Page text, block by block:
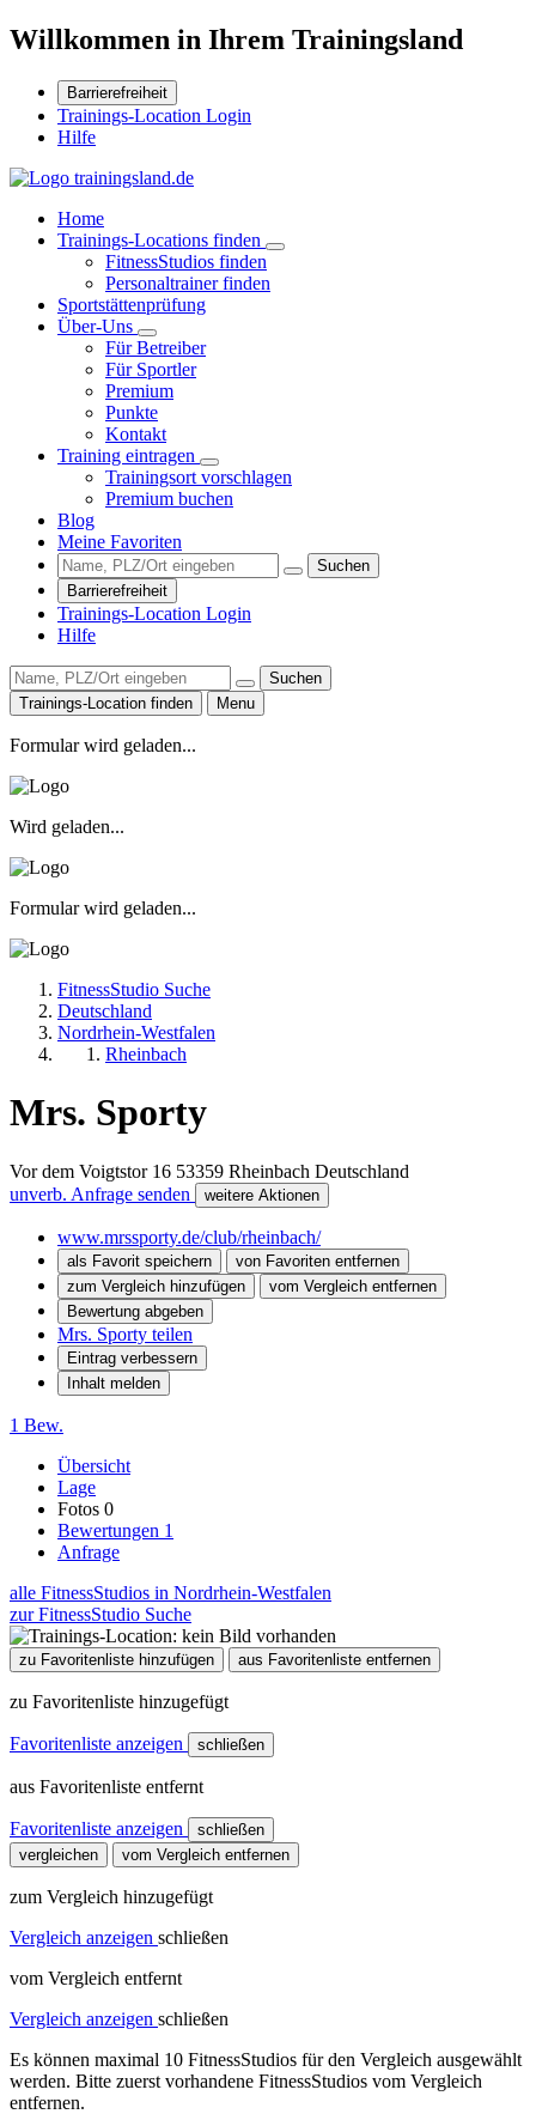
Willkommen in Ihrem Trainingsland
Barrierefreiheit
Trainings-Location Login
Hilfe
Home
Trainings-Locations finden
FitnessStudios finden
Personaltrainer finden
Sportstättenprüfung
Über-Uns
Für Betreiber
Für Sportler
Premium
Punkte
Kontakt
Training eintragen
Trainingsort vorschlagen
Premium buchen
Blog
Meine Favoriten
Suchen
Barrierefreiheit
Trainings-Location Login
Hilfe
Suchen
Trainings-Location finden
Menu
Formular wird geladen...
Wird geladen...
Formular wird geladen...
FitnessStudio Suche
Deutschland
Nordrhein-Westfalen
Rheinbach
Mrs. Sporty
Vor dem Voigtstor 16 53359 Rheinbach Deutschland
unverb. Anfrage senden
weitere Aktionen
www.mrssporty.de/club/rheinbach/
als Favorit speichern
von Favoriten entfernen
zum Vergleich hinzufügen
vom Vergleich entfernen
Bewertung abgeben
Mrs. Sporty teilen
Eintrag verbessern
Inhalt melden
1 Bew.
Übersicht
Lage
Fotos 0
Bewertungen 1
Anfrage
alle FitnessStudios in Nordrhein-Westfalen
zur FitnessStudio Suche
zu Favoritenliste hinzufügen aus Favoritenliste entfernen
zu Favoritenliste hinzugefügt
Favoritenliste anzeigen schließen
aus Favoritenliste entfernt
Favoritenliste anzeigen
schließen
vergleichen
vom Vergleich entfernen
zum Vergleich hinzugefügt
Vergleich anzeigen schließen
vom Vergleich entfernt
Vergleich anzeigen schließen
Es können maximal 10 FitnessStudios für den Vergleich ausgewählt
werden. Bitte zuerst vorhandene FitnessStudios vom Vergleich
entfernen.